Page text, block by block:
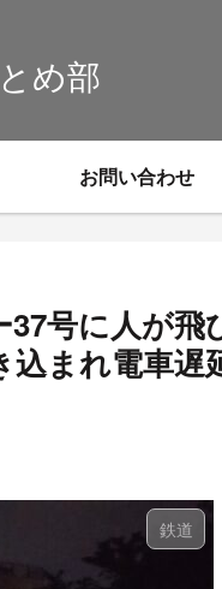
め部
お問い合わせ
37号に人が飛
まれ電車遅
鉄道